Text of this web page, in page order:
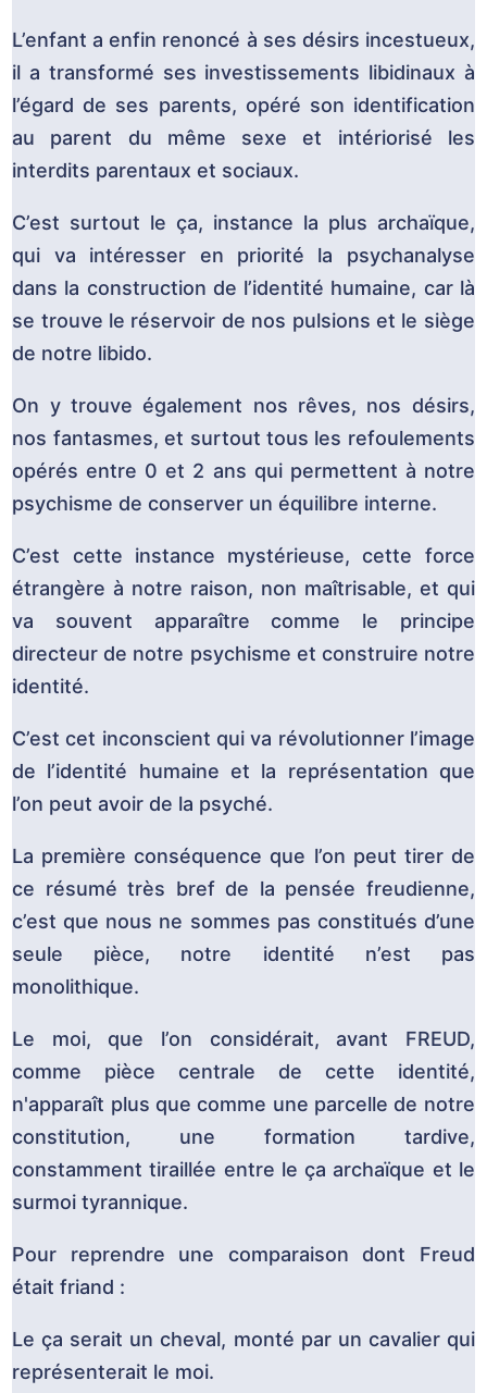
L’enfant a enfin renoncé à ses désirs incestueux,
il a transformé ses investissements libidinaux à
l’égard de ses parents, opéré son identification
au parent du même sexe et intériorisé les
interdits parentaux et sociaux.
C’est surtout le ça, instance la plus archaïque,
qui va intéresser en priorité la psychanalyse
dans la construction de l’identité humaine, car là
se trouve le réservoir de nos pulsions et le siège
de notre libido.
On y trouve également nos rêves, nos désirs,
nos fantasmes, et surtout tous les refoulements
opérés entre 0 et 2 ans qui permettent à notre
psychisme de conserver un équilibre interne.
C’est cette instance mystérieuse, cette force
étrangère à notre raison, non maîtrisable, et qui
va souvent apparaître comme le principe
directeur de notre psychisme et construire notre
identité.
C’est cet inconscient qui va révolutionner l’image
de l’identité humaine et la représentation que
l’on peut avoir de la psyché.
La première conséquence que l’on peut tirer de
ce résumé très bref de la pensée freudienne,
c’est que nous ne sommes pas constitués d’une
seule pièce, notre identité n’est pas
monolithique.
Le moi, que l’on considérait, avant FREUD,
comme pièce centrale de cette identité,
n'apparaît plus que comme une parcelle de notre
constitution, une formation tardive,
constamment tiraillée entre le ça archaïque et le
surmoi tyrannique.
Pour reprendre une comparaison dont Freud
était friand :
Le ça serait un cheval, monté par un cavalier qui
représenterait le moi.